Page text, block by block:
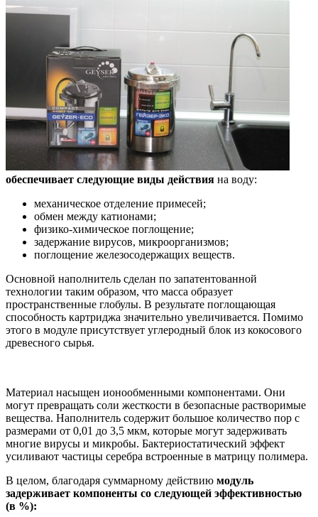
обеспечивает следующие виды действия на воду:
механическое отделение примесей;
обмен между катионами;
физико-химическое поглощение;
задержание вирусов, микроорганизмов;
поглощение железосодержащих веществ.
Основной наполнитель сделан по запатентованной
технологии таким образом, что масса образует
пространственные глобулы. В результате поглощающая
способность картриджа значительно увеличивается. Помимо
этого в модуле присутствует углеродный блок из кокосового
древесного сырья.
Материал насыщен ионообменными компонентами. Они
могут превращать соли жесткости в безопасные растворимые
вещества. Наполнитель содержит большое количество пор с
размерами от 0,01 до 3,5 мкм, которые могут задерживать
многие вирусы и микробы. Бактериостатический эффект
усиливают частицы серебра встроенные в матрицу полимера.
В целом, благодаря суммарному действию модуль
задерживает компоненты со следующей эффективностью
(в %):